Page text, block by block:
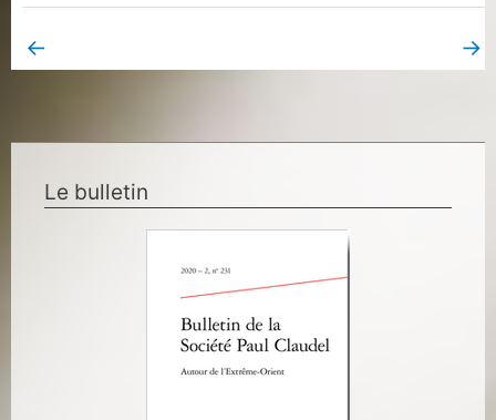
← →
Le bulletin